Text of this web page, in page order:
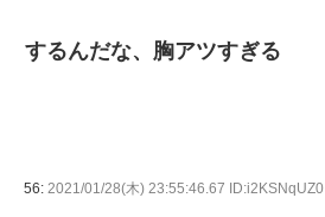
するんだな、胸アツすぎる
56: 2021/01/28(木) 23:55:46.67 ID:i2KSNqUZ0